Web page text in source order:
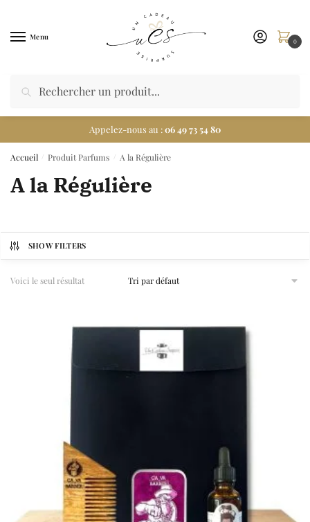
Menu 0
Appelez-nous au :06 49 73 54 80
Accueil Produit Parfums A la Régulière
A la Régulière
SHOW FILTERS
Voici le seul résultat